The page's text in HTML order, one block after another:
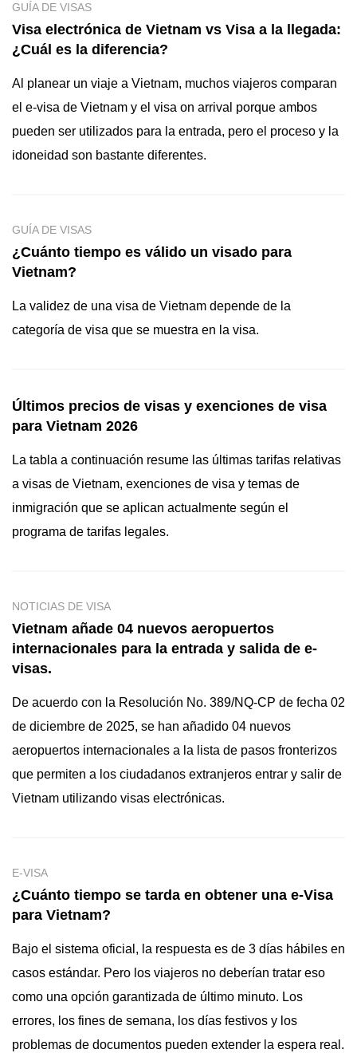
GUÍA DE VISAS
Visa electrónica de Vietnam vs Visa a la llegada:
¿Cuál es la diferencia?
Al planear un viaje a Vietnam, muchos viajeros comparan
el e-visa de Vietnam y el visa on arrival porque ambos
pueden ser utilizados para la entrada, pero el proceso y la
idoneidad son bastante diferentes.
GUÍA DE VISAS
¿Cuánto tiempo es válido un visado para
Vietnam?
La validez de una visa de Vietnam depende de la
categoría de visa que se muestra en la visa.
Últimos precios de visas y exenciones de visa
para Vietnam 2026
La tabla a continuación resume las últimas tarifas relativas
a visas de Vietnam, exenciones de visa y temas de
inmigración que se aplican actualmente según el
programa de tarifas legales.
NOTICIAS DE VISA
Vietnam añade 04 nuevos aeropuertos
internacionales para la entrada y salida de e-
visas.
De acuerdo con la Resolución No. 389/NQ-CP de fecha 02
de diciembre de 2025, se han añadido 04 nuevos
aeropuertos internacionales a la lista de pasos fronterizos
que permiten a los ciudadanos extranjeros entrar y salir de
Vietnam utilizando visas electrónicas.
E-VISA
¿Cuánto tiempo se tarda en obtener una e-Visa
para Vietnam?
Bajo el sistema oficial, la respuesta es de 3 días hábiles en
casos estándar. Pero los viajeros no deberían tratar eso
como una opción garantizada de último minuto. Los
errores, los fines de semana, los días festivos y los
problemas de documentos pueden extender la espera real.